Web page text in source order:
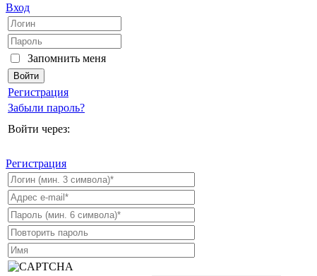
Вход
Запомнить меня
Регистрация
Забыли пароль?
Войти через:
Регистрация